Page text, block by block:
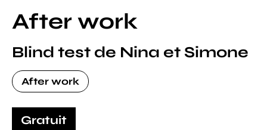
After work
Blind test de Nina et Simone
After work
Gratuit